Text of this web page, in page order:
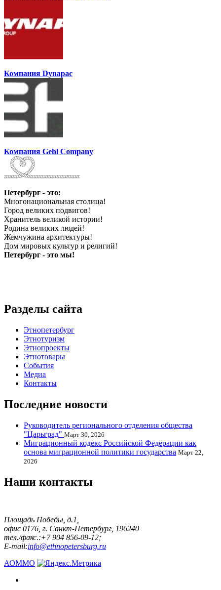
Компания Dynapac
Компания Gehl Company
Петербург - это:
Многонациональная столица!
Город великих подвигов!
Хранитель великой истории!
Родина великих людей!
Жемчужина архитектуры!
Дом мировых культур и религий!
Петербург - это мы!
Разделы сайта
Этнопетербург
Этнотуризм
Этнопроекты
Этнотовары
События
Медиа
Контакты
Последние новости
Руководитель регионального отделения общества
"Царьград" Март 30, 2026
Миграционный кодекс Российской Федерации как
основа миграционной политики государства Март 22,
2026
Наши контакты
Площадь Победы, д.1,
офис 0176, г. Санкт-Петербург, 196240
тел./факс.:+7 904 856-09-12;
E-mail:info@ethnopetersburg.ru
АОММО